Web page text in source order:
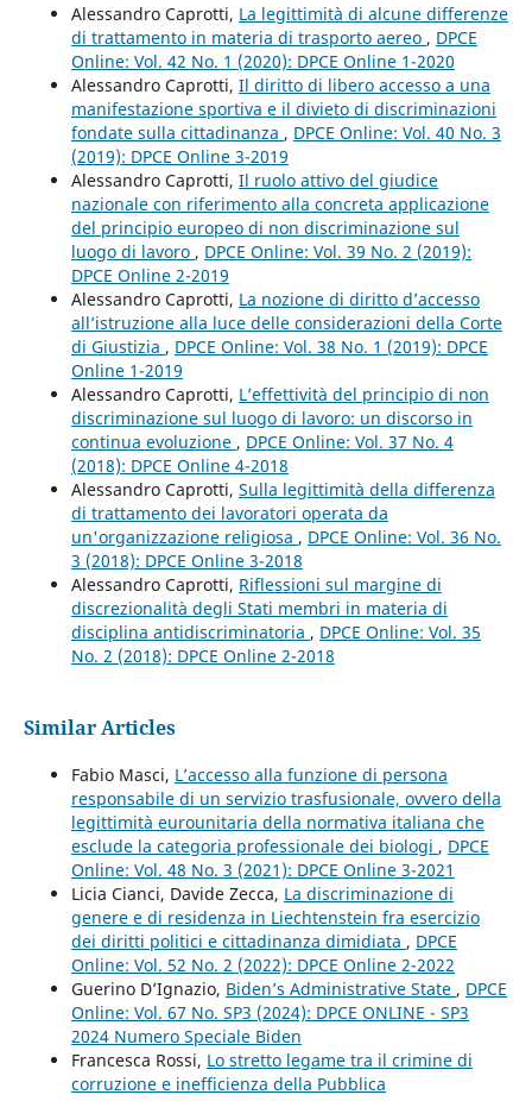
Alessandro Caprotti, La legittimità di alcune differenze
di trattamento in materia di trasporto aereo , DPCE
Online: Vol. 42 No. 1 (2020): DPCE Online 1-2020
Alessandro Caprotti, Il diritto di libero accesso a una
manifestazione sportiva e il divieto di discriminazioni
fondate sulla cittadinanza , DPCE Online: Vol. 40 No. 3
(2019): DPCE Online 3-2019
Alessandro Caprotti, Il ruolo attivo del giudice
nazionale con riferimento alla concreta applicazione
del principio europeo di non discriminazione sul
luogo di lavoro , DPCE Online: Vol. 39 No. 2 (2019):
DPCE Online 2-2019
Alessandro Caprotti, La nozione di diritto d’accesso
all’istruzione alla luce delle considerazioni della Corte
di Giustizia , DPCE Online: Vol. 38 No. 1 (2019): DPCE
Online 1-2019
Alessandro Caprotti, L’effettività del principio di non
discriminazione sul luogo di lavoro: un discorso in
continua evoluzione , DPCE Online: Vol. 37 No. 4
(2018): DPCE Online 4-2018
Alessandro Caprotti, Sulla legittimità della differenza
di trattamento dei lavoratori operata da
un'organizzazione religiosa , DPCE Online: Vol. 36 No.
3 (2018): DPCE Online 3-2018
Alessandro Caprotti, Riflessioni sul margine di
discrezionalità degli Stati membri in materia di
disciplina antidiscriminatoria , DPCE Online: Vol. 35
No. 2 (2018): DPCE Online 2-2018
Similar Articles
Fabio Masci, L’accesso alla funzione di persona
responsabile di un servizio trasfusionale, ovvero della
legittimità eurounitaria della normativa italiana che
esclude la categoria professionale dei biologi , DPCE
Online: Vol. 48 No. 3 (2021): DPCE Online 3-2021
Licia Cianci, Davide Zecca, La discriminazione di
genere e di residenza in Liechtenstein fra esercizio
dei diritti politici e cittadinanza dimidiata , DPCE
Online: Vol. 52 No. 2 (2022): DPCE Online 2-2022
Guerino D’Ignazio, Biden’s Administrative State , DPCE
Online: Vol. 67 No. SP3 (2024): DPCE ONLINE - SP3
2024 Numero Speciale Biden
Francesca Rossi, Lo stretto legame tra il crimine di
corruzione e inefficienza della Pubblica